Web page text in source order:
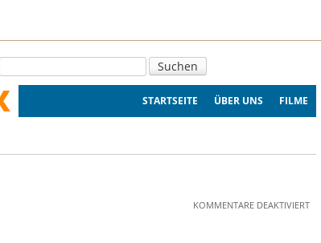
STARTSEITE ÜBER UNS FILME
KOMMENTARE DEAKTIVIERTFÜR